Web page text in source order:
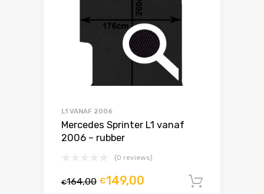
L1 VANAF 2006
Mercedes Sprinter L1 vanaf
2006 – rubber
(0 reviews)
€164,00 €149,00